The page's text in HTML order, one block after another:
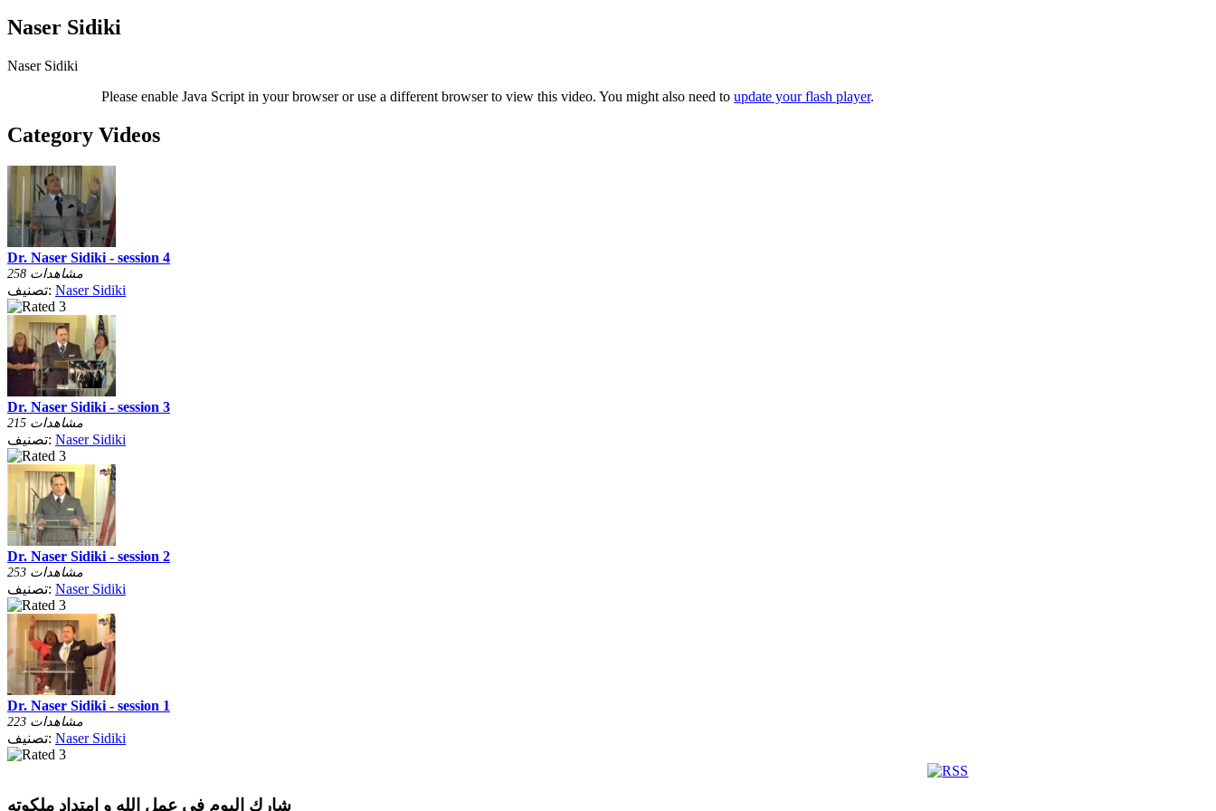
Naser Sidiki
Naser Sidiki
Please enable Java Script in your browser or use a different browser to view this video. You might also need toupdate your flash player.
Category Videos
Dr. Naser Sidiki - session 4
258 مشاهدات
تصنيف: Naser Sidiki
Dr. Naser Sidiki - session 3
215 مشاهدات
تصنيف: Naser Sidiki
Dr. Naser Sidiki - session 2
253 مشاهدات
تصنيف: Naser Sidiki
Dr. Naser Sidiki - session 1
223 مشاهدات
تصنيف: Naser Sidiki
شارك اليوم فى عمل الله و امتداد ملكوته